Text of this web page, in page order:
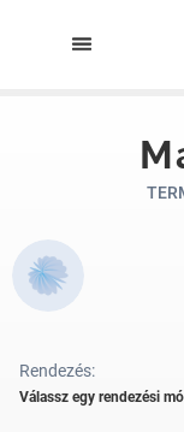
Rendezés:
Válassz egy rendezési